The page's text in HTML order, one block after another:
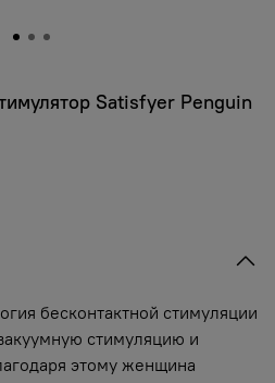
Satisfyer Penguin
бесконтактной стимуляции
стимуляцию и
этому женщина